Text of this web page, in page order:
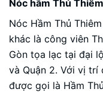
Nóc hầm Thủ Thiêm
Nóc Hầm Thủ
khác là công viên
Gòn tọa lạc tại đại
và Quận 2. Với vị trí
được gọi là Hầm